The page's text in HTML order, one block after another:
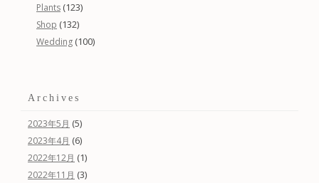
Plants (123)
Shop (132)
Wedding (100)
Archives
2023年5月 (5)
2023年4月 (6)
2022年12月 (1)
2022年11月 (3)